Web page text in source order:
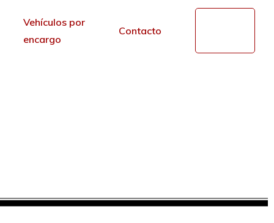
Vehículos por
encargo
Contacto